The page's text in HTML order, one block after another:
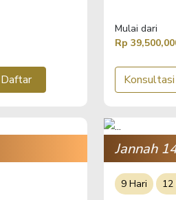
Daftar
Mulai dari
Rp
Jannah
9 Hari
12